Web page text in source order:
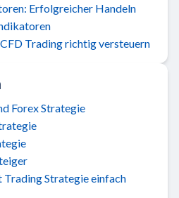
Erfolgreicher Handeln
Trading richtig versteuern
Forex Strategie
Strategie einfach